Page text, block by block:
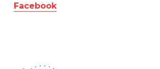
Facebook